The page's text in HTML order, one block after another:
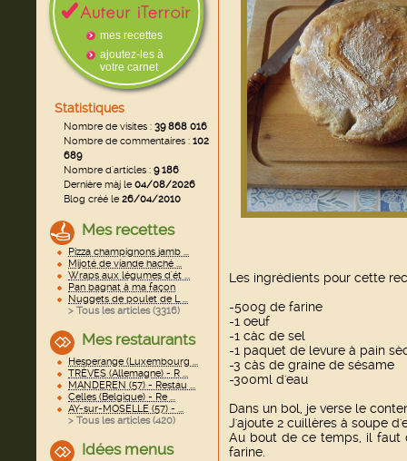
mes recettes
ajoutez-les à
votre carnet
Statistiques
Nombre de visites : 39 868 016
Nombre de commentaires : 102
689
Nombre d'articles : 9 186
Dernière màj le04/08/2026
Blog créé le26/04/2010
Mes recettes
Pizza champignons jamb ...
Mijoté de viande haché ...
Wraps aux légumes d'ét ...
Pan bagnat à ma façon
Nuggets de poulet de L ...
> Tous les articles (3316)
Mes restaurants
Hesperange (Luxembourg ...
TRÈVES (Allemagne) - R ...
MANDEREN (57) - Restau ...
Celles (Belgique) - Re ...
AY-sur-MOSELLE (57) - ...
> Tous les articles (420)
Idées menus
Les ingrédients pour cette
-500g de farine
-1 oeuf
-1 càc de sel
-1 paquet de levure à pain
-3 càs de graine de sésame
-300ml d'eau
Dans un bol, je verse le
J'ajoute 2 cuillères à soupe
Au bout de ce temps, il faut
farine.